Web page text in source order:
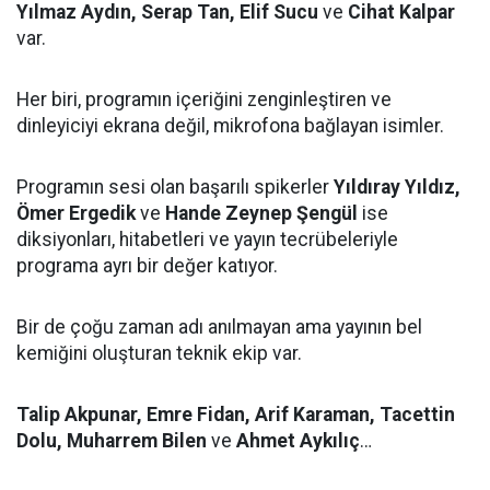
Yılmaz Aydın, Serap Tan, Elif Sucu ve Cihat Kalpar
var.
Her biri, programın içeriğini zenginleştiren ve
dinleyiciyi ekrana değil, mikrofona bağlayan isimler.
Programın sesi olan başarılı spikerler Yıldıray Yıldız,
Ömer Ergedikve Hande Zeynep Şengül ise
diksiyonları, hitabetleri ve yayın tecrübeleriyle
programa ayrı bir değer katıyor.
Bir de çoğu zaman adı anılmayan ama yayının bel
kemiğini oluşturan teknik ekip var.
Talip Akpunar, Emre Fidan, Arif Karaman, Tacettin
Dolu, Muharrem Bilen ve Ahmet Aykılıç…